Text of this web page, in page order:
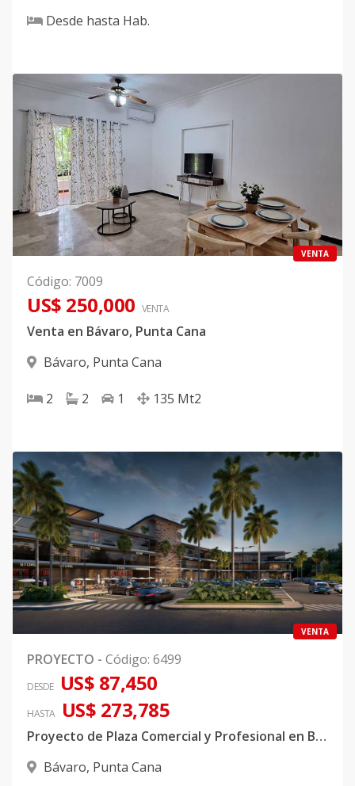
Desde hasta Hab.
VENTA
Código: 7009
US$ 250,000 VENTA
Venta en Bávaro, Punta Cana
Bávaro, Punta Cana
2 2 1 135 Mt2
VENTA
PROYECTO - Código: 6499
DESDE US$ 87,450
HASTA US$ 273,785
Proyecto de Plaza Comercial y Profesional en Bávaro, Punta Cana
Bávaro, Punta Cana